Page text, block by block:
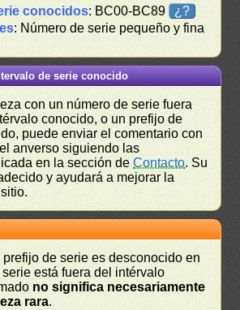
conocidos: BC00-BC89
¿?
: Número de serie pequeño y fina
de serie conocido
con un número de serie fuera
conocido, o un prefijo de
puede enviar el comentario con
anverso siguiendo las
en la sección deContacto. Su
y ayudará a mejorar la
de serie es desconocido en
está fuera del intérvalo
no significa necesariamente
rara.